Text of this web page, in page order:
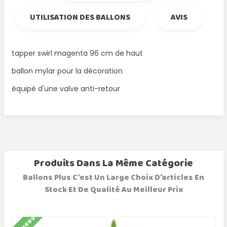
UTILISATION DES BALLONS AVIS
tapper swirl magenta 96 cm de haut
ballon mylar pour la décoration
équipé d'une valve anti-retour
Produits Dans La Même Catégorie
Ballons Plus C'est Un Large Choix D'articles En
Stock Et De Qualité Au Meilleur Prix